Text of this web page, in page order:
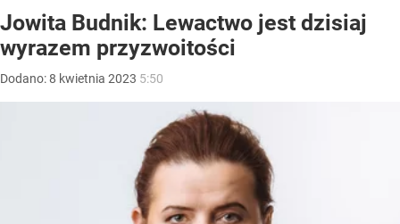
Jowita Budnik: Lewactwo jest dzisiaj
wyrazem przyzwoitości
Dodano:8 kwietnia 2023 5:50